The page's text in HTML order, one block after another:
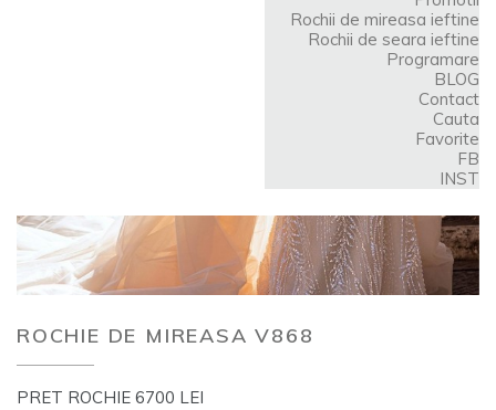
Rochii de mireasa ieftine
Rochii de seara ieftine
Programare
BLOG
Contact
Cauta
Favorite
FB
INST
ROCHIE DE MIREASA V868
PRET ROCHIE 6700 LEI